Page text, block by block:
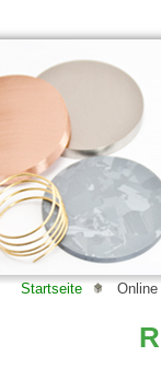
Startseite